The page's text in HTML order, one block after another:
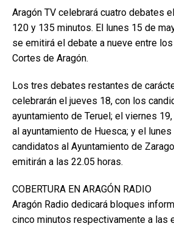
Aragón TV celebrará cuatro debates
120 y 135 minutos. El lunes 15 de
se emitirá el debate a nueve entre
Cortes de Aragón.
Los tres debates restantes de
celebrarán el jueves 18, con los
ayuntamiento de Teruel; el viernes
al ayuntamiento de Huesca; y el
candidatos al Ayuntamiento de
emitirán a las 22.05 horas.
COBERTURA EN ARAGÓN RADIO
Aragón Radio dedicará bloques
cinco minutos respectivamente a las